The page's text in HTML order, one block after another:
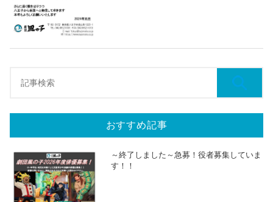
おすすめ記事
～終了しました～急募！役者募集していま
す！！